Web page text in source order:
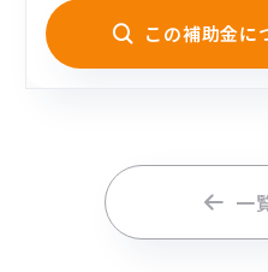
この補助金に
一